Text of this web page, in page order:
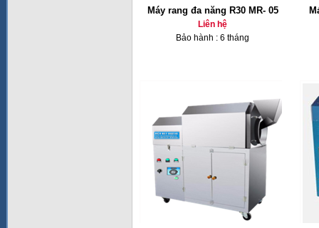
Máy rang đa năng R30 MR- 05
Liên hệ
Bảo hành : 6 tháng